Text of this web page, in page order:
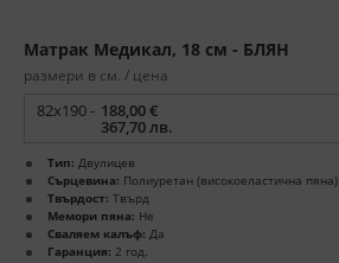
Матрак Медикал, 18 см - БЛЯН
размери в см. / цена
82x190 - 188,00 €
367,70 лв.
Тип: Двулицев
Сърцевина: Полиуретан (високоеластична пяна)
Твърдост: Твърд
Мемори пяна: Не
Сваляем калъф: Да
Гаранция: 2 год.